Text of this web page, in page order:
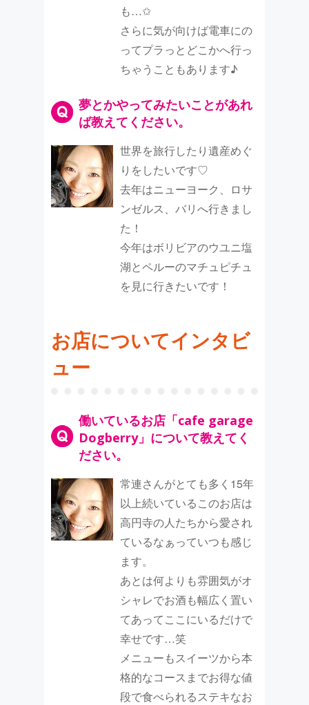
も…✩
さらに気が向けば電車にの
ってプラっとどこかへ行っ
ちゃうこともあります♪
夢とかやってみたいことがあれ
ば教えてください。
世界を旅行したり遺産めぐ
りをしたいです♡
去年はニューヨーク、ロサ
ンゼルス、バリへ行きまし
た！
今年はボリビアのウユニ塩
湖とペルーのマチュピチュ
を見に行きたいです！
お店についてインタビ
ュー
働いているお店「cafe garage
Dogberry」について教えてく
ださい。
常連さんがとても多く15年
以上続いているこのお店は
高円寺の人たちから愛され
ているなぁっていつも感じ
ます。
あとは何よりも雰囲気がオ
シャレでお酒も幅広く置い
てあってここにいるだけで
幸せです…笑
メニューもスイーツから本
格的なコースまでお得な値
段で食べられるステキなお